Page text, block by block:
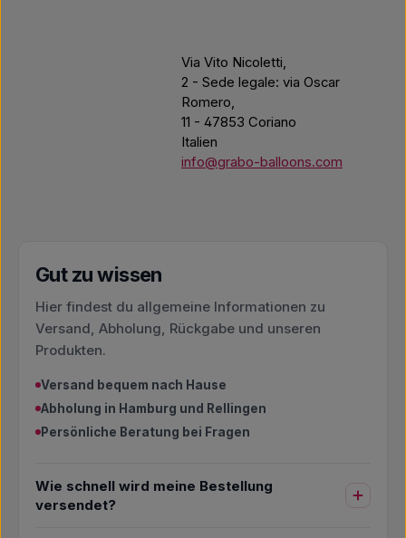
Via Vito Nicoletti,
2 - Sede legale: via Oscar
Romero,
11 - 47853 Coriano
Italien
info@grabo-balloons.com
Gut zu wissen
Hier findest du allgemeine Informationen zu
Versand, Abholung, Rückgabe und unseren
Produkten.
Versand bequem nach Hause
Abholung in Hamburg und Rellingen
Persönliche Beratung bei Fragen
Wie schnell wird meine Bestellung
versendet?